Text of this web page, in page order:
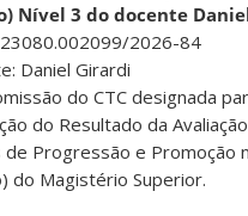
Nível 3 do docente
2026-84
Daniel Girardi
do CTC designada
do Resultado da
Progressão e Promoção
do Magistério Superior.